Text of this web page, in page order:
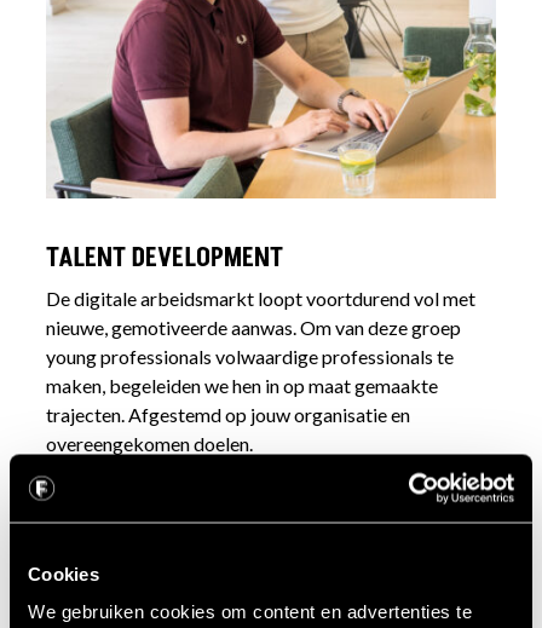
Cookies
We gebruiken cookies om content en advertenties te
TALENT DEVELOPMENT
De digitale arbeidsmarkt loopt voortdurend vol met
nieuwe, gemotiveerde aanwas. Om van deze groep
young professionals volwaardige professionals te
maken, begeleiden we hen in op maat gemaakte
trajecten. Afgestemd op jouw organisatie en
overeengekomen doelen.